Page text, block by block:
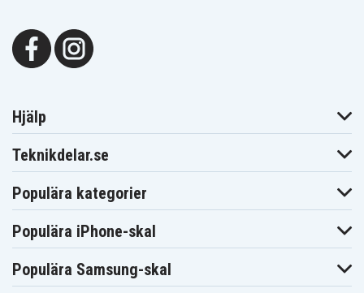
Hjälp
Teknikdelar.se
Populära kategorier
Populära iPhone-skal
Populära Samsung-skal